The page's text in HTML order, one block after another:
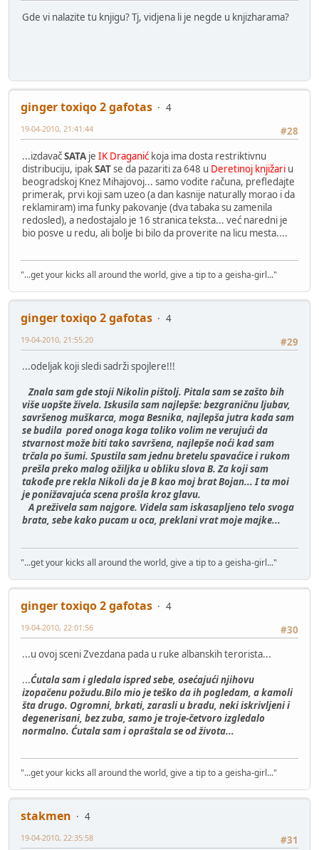
Gde vi nalazite tu knjigu? Tj, vidjena li je negde u knjizharama?
ginger toxiqo 2 gafotas
4
#28
19-04-2010, 21:41:44
...izdavačSATA je IK Draganić koja ima dosta restriktivnu
distribuciju, ipakSATse da pazariti za 648 u Deretinoj knjižari u
beogradskoj Knez Mihajovoj... samo vodite računa, prefledajte
primerak, prvi koji sam uzeo (a dan kasnije naturally morao i da
reklamiram) ima funky pakovanje (dva tabaka su zamenila
redosled), a nedostajalo je 16 stranica teksta... već naredni je
bio posve u redu, ali bolje bi bilo da proverite na licu mesta....
"...get your kicks all around the world, give a tip to a geisha-girl..."
ginger toxiqo 2 gafotas
4
#29
19-04-2010, 21:55:20
...odeljak koji sledi sadrži spojlere!!!
Znala sam gde stoji Nikolin pištolj. Pitala sam se zašto bih
više uopšte živela. Iskusila sam najlepše: bezgraničnu ljubav,
savršenog muškarca, moga Besnika, najlepša jutra kada sam
se budila pored onoga koga toliko volim ne verujući da
stvarnost može biti tako savršena, najlepše noći kad sam
trčala po šumi. Spustila sam jednu bretelu spavaćice i rukom
prešla preko malog ožiljka u obliku slova B. Za koji sam
takođe pre rekla Nikoli da je B kao moj brat Bojan... I ta moi
je ponižavajuća scena prošla kroz glavu.
A preživela sam najgore. Videla sam iskasapljeno telo svoga
brata, sebe kako pucam u oca, preklani vrat moje majke...
"...get your kicks all around the world, give a tip to a geisha-girl..."
ginger toxiqo 2 gafotas
4
#30
19-04-2010, 22:01:56
...u ovoj sceni Zvezdana pada u ruke albanskih terorista...
...Ćutala sam i gledala ispred sebe, osećajući njihovu
izopačenu požudu.Bilo mio je teško da ih pogledam, a kamoli
šta drugo. Ogromni, brkati, zarasli u bradu, neki iskrivljeni i
degenerisani, bez zuba, samo je troje-četvoro izgledalo
normalno. Ćutala sam i opraštala se od života...
"...get your kicks all around the world, give a tip to a geisha-girl..."
stakmen
4
#31
19-04-2010, 22:35:58